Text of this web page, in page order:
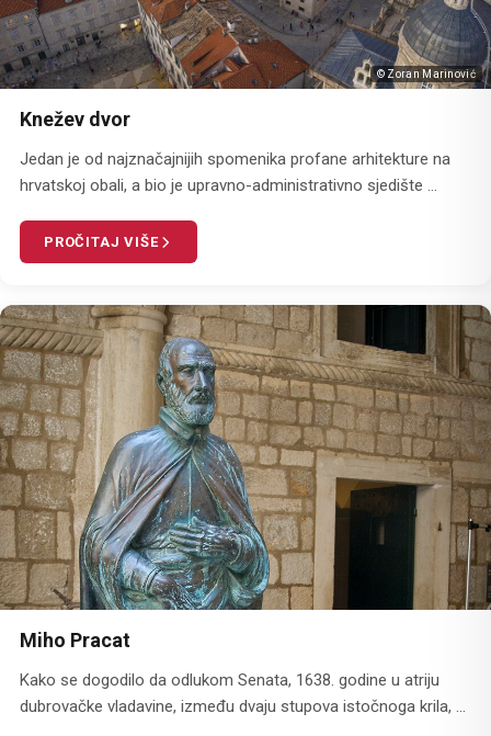
© Zoran Marinović
Knežev dvor
Jedan je od najznačajnijih spomenika profane arhitekture na
hrvatskoj obali, a bio je upravno-administrativno sjedište ...
PROČITAJ VIŠE
Miho Pracat
Kako se dogodilo da odlukom Senata, 1638. godine u atriju
dubrovačke vladavine, između dvaju stupova istočnoga krila, ...